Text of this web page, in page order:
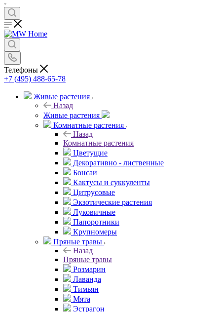
Телефоны
+7 (495) 488-65-78
Живые растения
Назад
Живые растения
Комнатные растения
Назад
Комнатные растения
Цветущие
Декоративно - лиственные
Бонсаи
Кактусы и суккуленты
Цитрусовые
Экзотические растения
Луковичные
Папоротники
Крупномеры
Пряные травы
Назад
Пряные травы
Розмарин
Лаванда
Тимьян
Мята
Эстрагон